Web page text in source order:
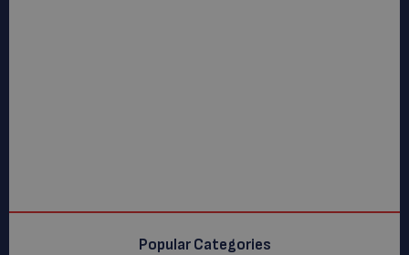
Popular Categories